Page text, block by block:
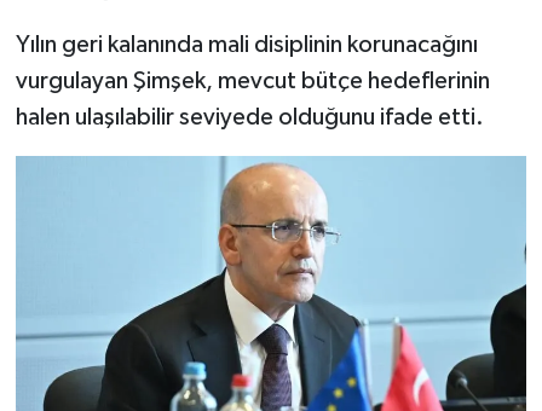
Yılın geri kalanında mali disiplinin korunacağını
vurgulayan Şimşek, mevcut bütçe hedeflerinin
halen ulaşılabilir seviyede olduğunu ifade etti.